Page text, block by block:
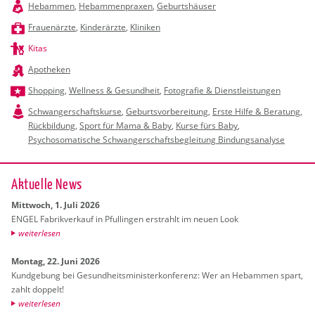
Hebammen, Hebammenpraxen, Geburtshäuser
Frauenärzte, Kinderärzte, Kliniken
Kitas
Apotheken
Shopping, Wellness & Gesundheit, Fotografie & Dienstleistungen
Schwangerschaftskurse, Geburtsvorbereitung, Erste Hilfe & Beratung,
Rückbildung, Sport für Mama & Baby, Kurse fürs Baby,
Psychosomatische Schwangerschaftsbegleitung Bindungsanalyse
Ak­tu­el­le News
Mitt­woch, 1. Juli 2026
ENGEL Fa­brik­ver­kauf in Pful­lin­gen er­strahlt im neuen Look
wei­ter­le­sen
Mon­tag, 22. Juni 2026
Kund­ge­bung bei Ge­sund­heits­mi­nis­ter­kon­fe­renz: Wer an Heb­am­men spart,
zahlt dop­pelt!
wei­ter­le­sen